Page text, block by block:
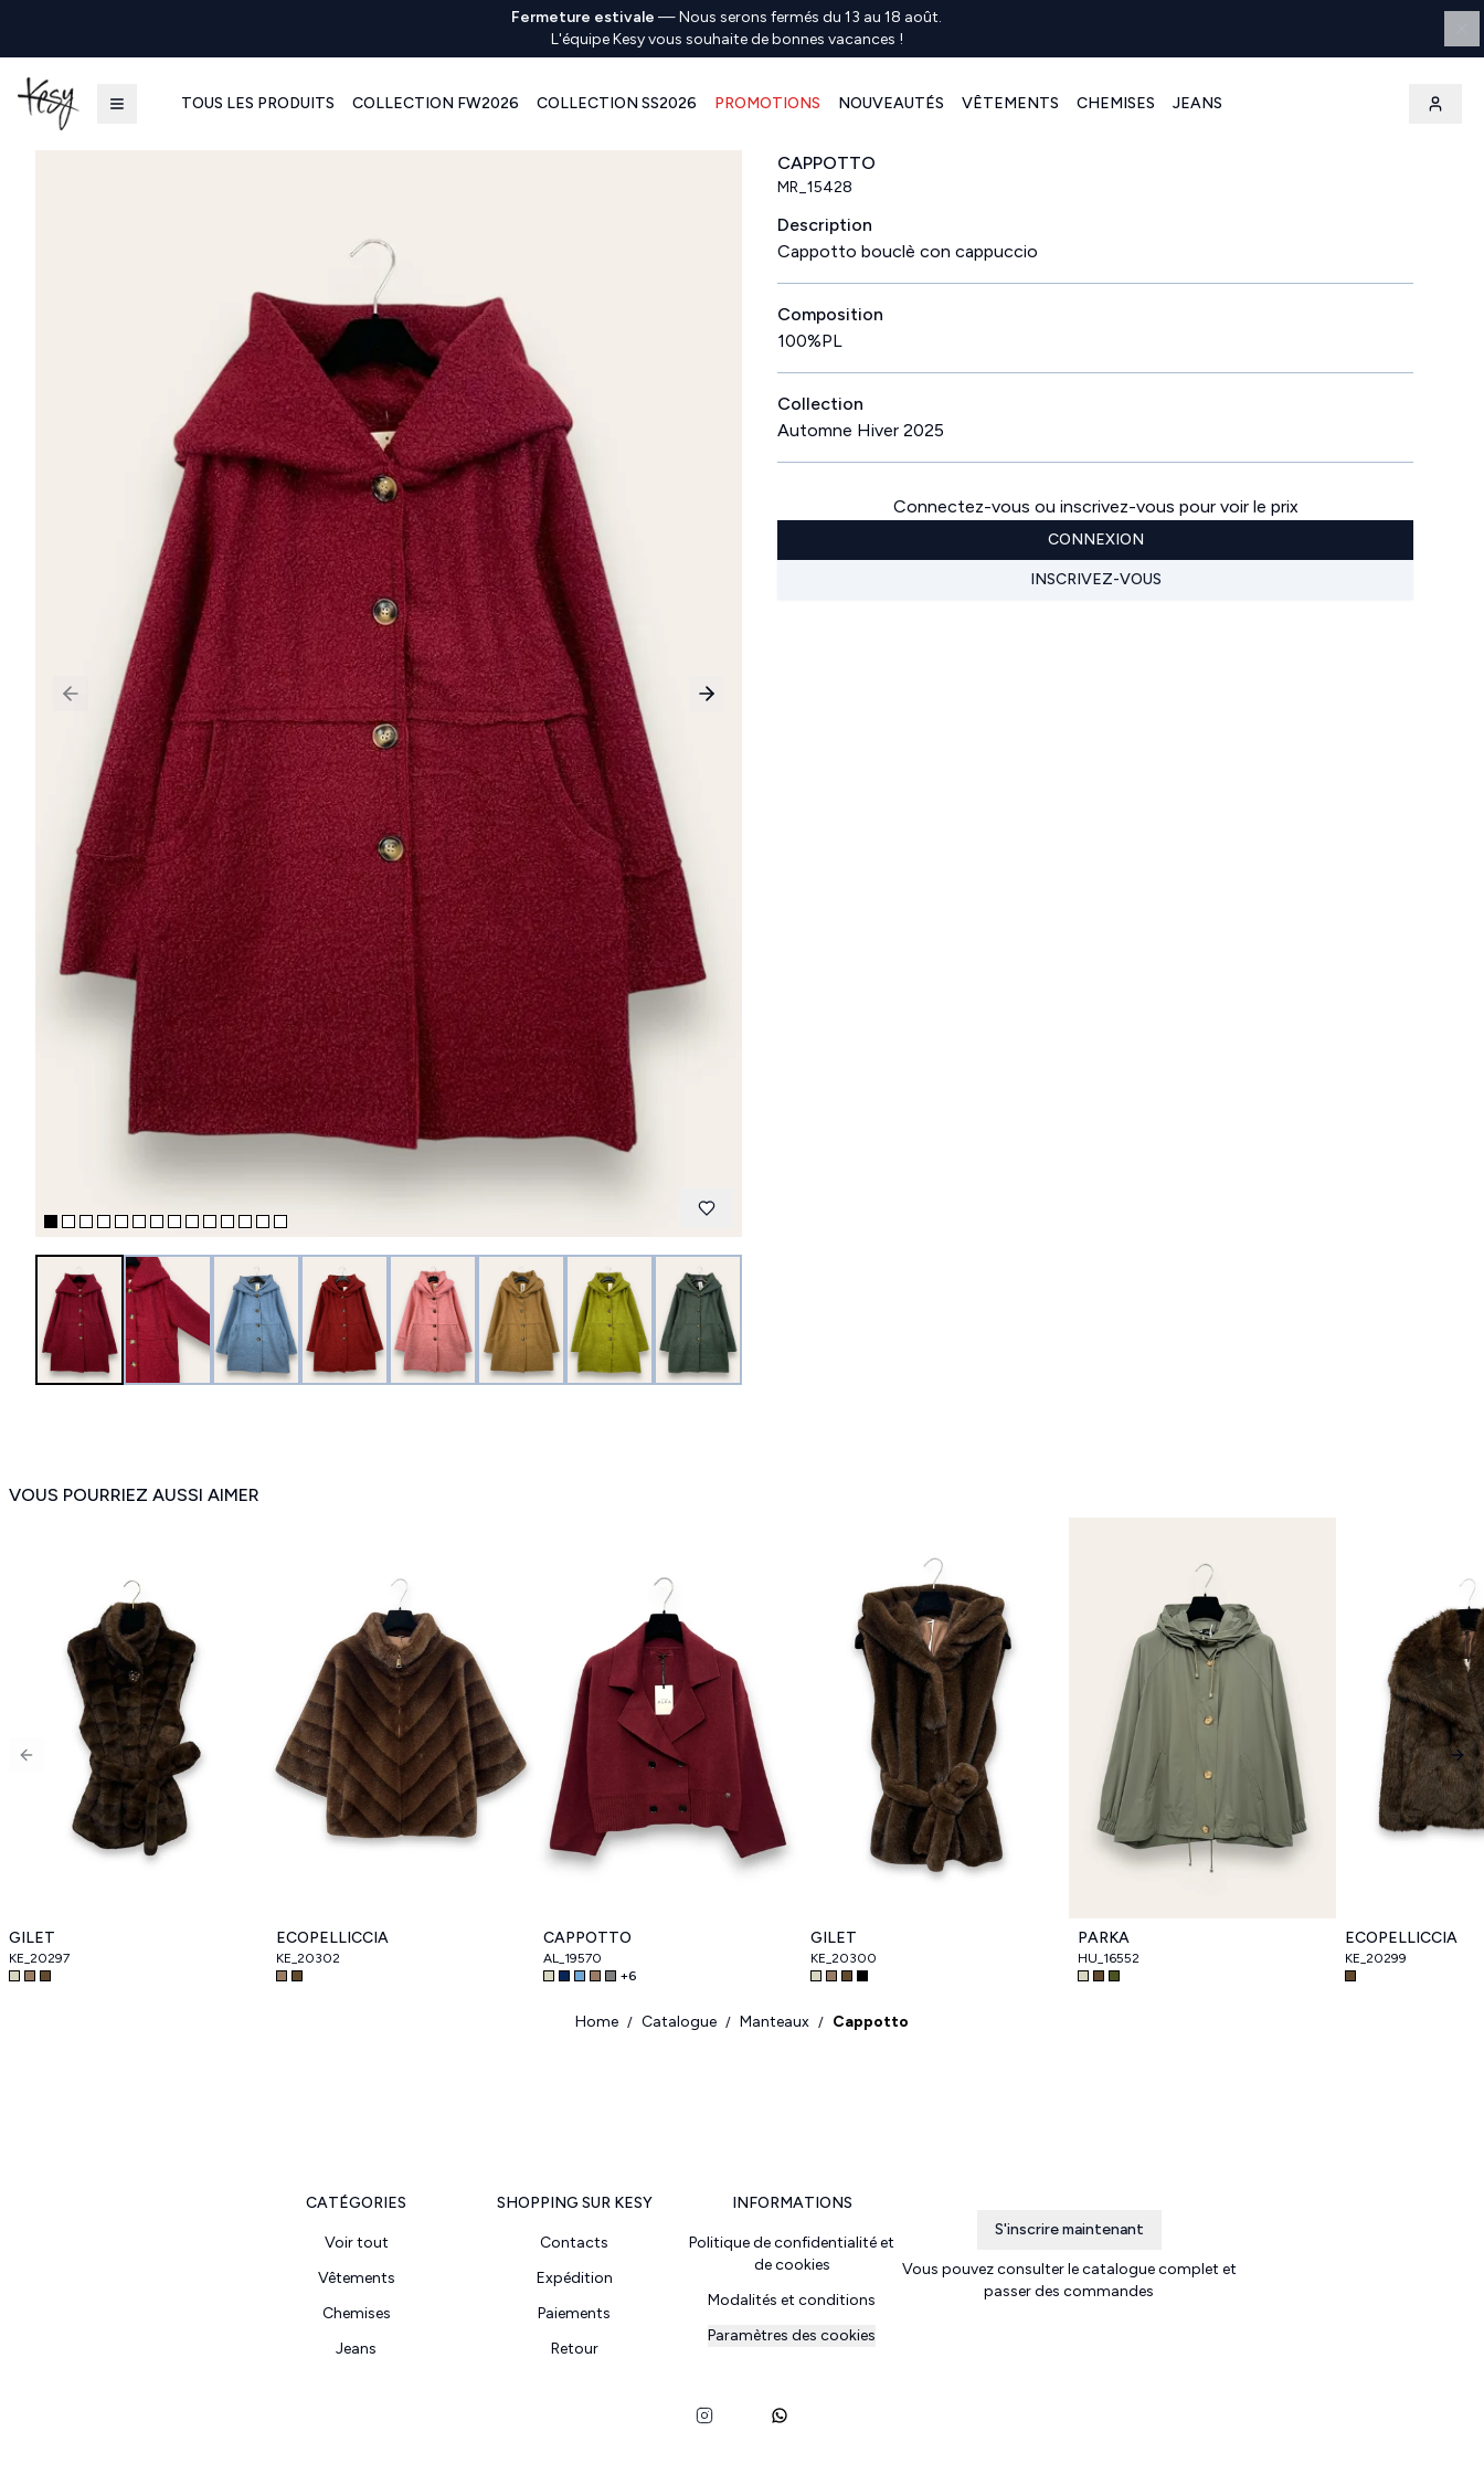
Fermeture estivale —Nous serons fermés du 13 au 18 août.
L'équipe Kesy vous souhaite de bonnes vacances !
TOUS LES PRODUITS COLLECTION FW2026 COLLECTION SS2026 PROMOTIONS NOUVEAUTÉS VÊTEMENTS CHEMISES JEANS
Previous slide Next slide
CAPPOTTO
MR_15428
Description
Cappotto bouclè con cappuccio
Composition
100%PL
Collection
Automne Hiver 2025
Connectez-vous ou inscrivez-vous pour voir le prix
CONNEXION
INSCRIVEZ-VOUS
VOUS POURRIEZ AUSSI AIMER
GILET
KE_20297
ECOPELLICCIA
KE_20302
CAPPOTTO
AL_19570
+6
GILET
KE_20300
PARKA
HU_16552
ECOPELLICCIA
KE_20299
Previous slide
Home / Catalogue / Manteaux / Cappotto
CATÉGORIES
Voir tout
Vêtements
Chemises
Jeans
SHOPPING SUR KESY
Contacts
Expédition
Paiements
Retour
INFORMATIONS
Politique de confidentialité et
de cookies
Modalités et conditions
Paramètres des cookies
S'inscrire maintenant
Vous pouvez consulter le catalogue complet et
passer des commandes